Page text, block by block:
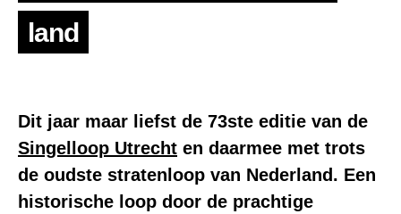
land
Dit jaar maar liefst de 73ste editie van de
Singelloop Utrecht en daarmee met trots
de oudste stratenloop van Nederland. Een
historische loop door de prachtige